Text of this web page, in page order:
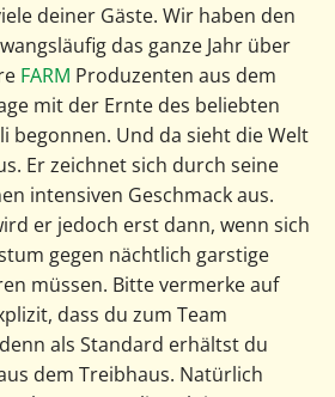
deiner Gäste. Wir haben den
das ganze Jahr über
FARM Produzenten aus dem
mit der Ernte des beliebten
begonnen. Und da sieht die Welt
Er zeichnet sich durch seine
intensiven Geschmack aus.
er jedoch erst dann, wenn sich
gegen nächtlich garstige
müssen. Bitte vermerke auf
dass du zum Team
als Standard erhältst du
dem Treibhaus. Natürlich